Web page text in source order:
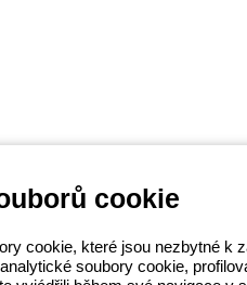
GEWISS LightZone, kde
do jednoduchosti a podporují
o GEWISS
cookie
cookie, které jsou nezbytné
soubory cookie,